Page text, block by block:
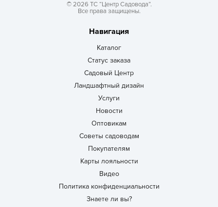
© 2026 ТС “Центр Садовода”.
Все права защищены.
Навигация
Каталог
Статус заказа
Садовый Центр
Ландшафтный дизайн
Услуги
Новости
Оптовикам
Советы садоводам
Покупателям
Карты лояльности
Видео
Политика конфиденциальности
Знаете ли вы?